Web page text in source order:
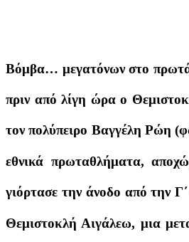
Βόμβα… μεγατόνων στο
πριν από λίγη ώρα ο
τον πολύπειρο Βαγγέλη Ρώη
εθνικά πρωταθλήματα,
γιόρτασε την άνοδο από την
Θεμιστοκλή Αιγάλεω, μια